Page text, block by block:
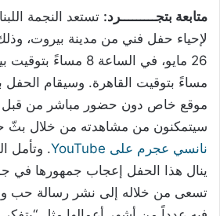
متابعة بتجـــــــــرد: تستعد النجمة
لإحياء حفل فني من مدينة بيروت، وذلك
مساءً بتوقيت القاهرة. وسيقام الحفل
موقع خاص دون حضور مباشر من قبل
سيتمكنون من مشاهدته من خلال
نانسي عجرم على YouTube. وتأمل
ينال هذا الحفل إعجاب جمهورها في
تسعى من خلاله إلى نشر رسالة حب